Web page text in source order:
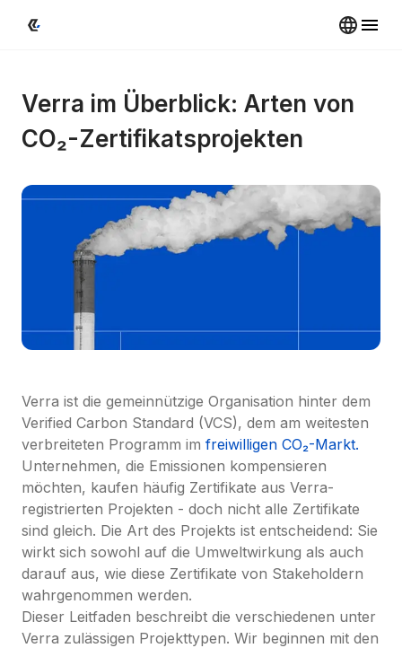
Verra im Überblick: Arten von
CO₂-Zertifikatsprojekten
Verra ist die gemeinnützige Organisation hinter dem
Verified Carbon Standard (VCS), dem am weitesten
verbreiteten Programm im freiwilligen CO₂-Markt.
Unternehmen, die Emissionen kompensieren
möchten, kaufen häufig Zertifikate aus Verra-
registrierten Projekten - doch nicht alle Zertifikate
sind gleich. Die Art des Projekts ist entscheidend: Sie
wirkt sich sowohl auf die Umweltwirkung als auch
darauf aus, wie diese Zertifikate von Stakeholdern
wahrgenommen werden.
Dieser Leitfaden beschreibt die verschiedenen unter
Verra zulässigen Projekttypen. Wir beginnen mit den